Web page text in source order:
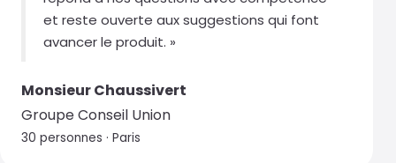
avancer le produit. »
Groupe Conseil Union
30 personnes · Paris